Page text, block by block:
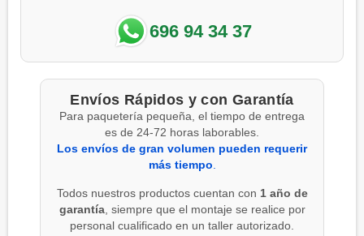
696 94 34 37
Envíos Rápidos y con Garantía
Para paquetería pequeña, el tiempo de entrega
es de 24-72 horas laborables.
Los envíos de gran volumen pueden requerir
más tiempo
Todos nuestros productos cuentan con 1 año de
garantía, siempre que el montaje se realice por
personal cualificado en un taller autorizado.